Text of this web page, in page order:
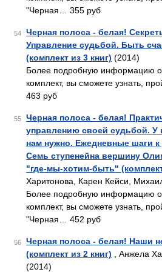
"Черная… 355 руб
54
Черная полоса - белая!
Управление судьбой. Быть
(комплект из 3 книг) (2014)
Более подробную информацию о
комплект, вы сможете узнать,
463 руб
55
Черная полоса - белая!
управлению своей судьбой. У
нам нужно. Ежедневные шаги
Семь ступенейна вершину
"где-мы-хотим-быть"
Харитонова, Карен Кейси,
Более подробную информацию о
комплект, вы сможете узнать,
"Черная… 452 руб
56
Черная полоса - белая! Наши
(комплект из 2 книг) , Анжела
(2014)